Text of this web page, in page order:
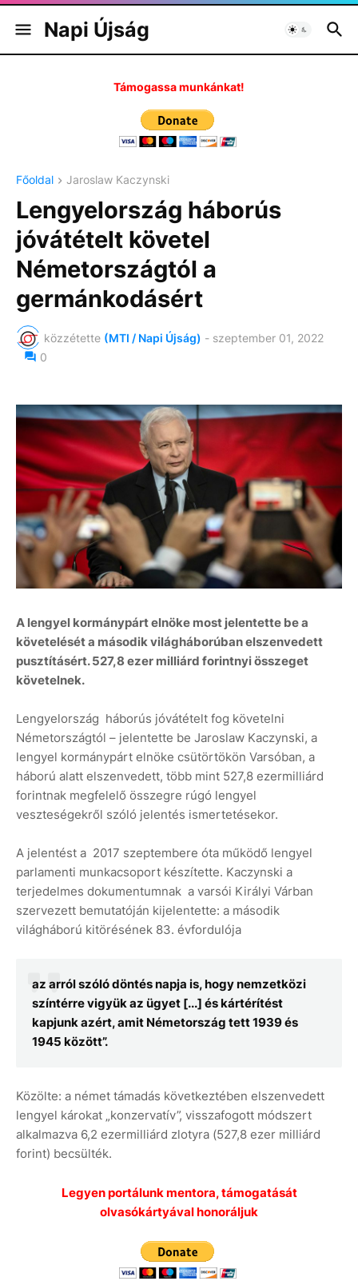
Napi Újság
Támogassa munkánkat!
Főoldal Jaroslaw Kaczynski
Lengyelország háborús
jóvátételt követel
Németországtól a
germánkodásért
közzétette (MTI / Napi Újság) - szeptember 01, 2022
0
A lengyel kormánypárt elnöke most jelentette be a
követelését a második világháborúban elszenvedett
pusztításért. 527,8 ezer milliárd forintnyi összeget
követelnek.
Lengyelország háborús jóvátételt fog követelni
Németországtól – jelentette be Jaroslaw Kaczynski, a
lengyel kormánypárt elnöke csütörtökön Varsóban, a
háború alatt elszenvedett, több mint 527,8 ezermilliárd
forintnak megfelelő összegre rúgó lengyel
veszteségekről szóló jelentés ismertetésekor.
A jelentést a 2017 szeptembere óta működő lengyel
parlamenti munkacsoport készítette. Kaczynski a
terjedelmes dokumentumnak a varsói Királyi Várban
szervezett bemutatóján kijelentette: a második
világháború kitörésének 83. évfordulója
az arról szóló döntés napja is, hogy nemzetközi
színtérre vigyük az ügyet [...] és kártérítést
kapjunk azért, amit Németország tett 1939 és
1945 között”.
Közölte: a német támadás következtében elszenvedett
lengyel károkat „konzervatív”, visszafogott módszert
alkalmazva 6,2 ezermilliárd zlotyra (527,8 ezer milliárd
forint) becsülték.
Legyen portálunk mentora, támogatását
olvasókártyával honoráljuk